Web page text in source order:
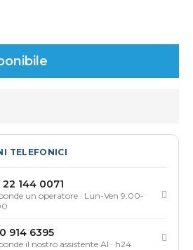
TELEFONICI
144 0071
un operatore · Lun-Ven 9:00-
914 6395
il nostro assistente AI · h24